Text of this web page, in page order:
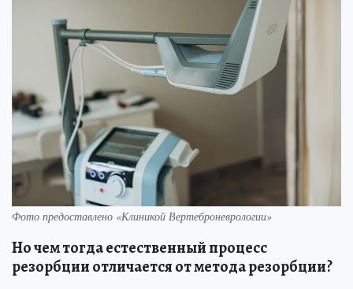
Фото предоставлено «Клиникой Вертеброневрологии»
Но чем тогда естественный процесс
резорбции отличается от метода резорбции?